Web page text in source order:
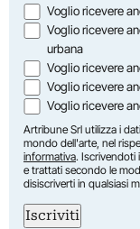
Voglio ricevere
Voglio ricevere
urbana
Voglio ricevere
Voglio ricevere
Voglio ricevere
Artribune Srl utilizza i
mondo dell'arte, nel
informativa. Iscrivendoti
e trattati secondo le
disiscriverti in qualsiasi
Iscriviti